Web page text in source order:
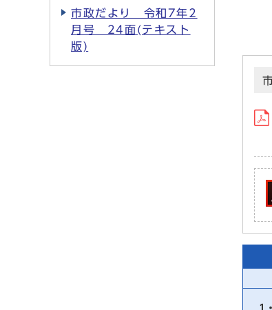
1
市政だより 令和7年2
月号 24面(テキスト
版)